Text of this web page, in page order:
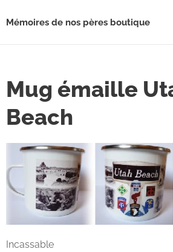
Mémoires de nos pères boutique
Mug émaille
Beach
Incassable